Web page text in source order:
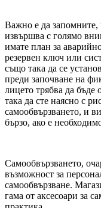
Важно е да запомните,
извършва с голямо
имате план за
резервен ключ или
също така да се
преди започване на
лицето трябва да
така да сте наясно с
самообвързването, и
бързо, ако е
Самообвързването,
възможност за
самообвързване.
гама от аксесоари за